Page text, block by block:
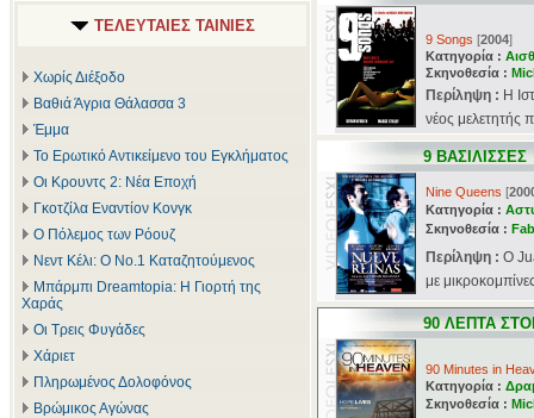
ΤΕΛΕΥΤΑΙΕΣ ΤΑΙΝΙΕΣ
Χωρίς Διέξοδο
Βαθιά Άγρια Θάλασσα 3
Έμμα
Το Ερωτικό Αντικείμενο του Εγκλήματος
Οι Κρουντς 2: Νέα Εποχή
Γκοτζίλα Εναντίον Κονγκ
Ο Πόλεμος των Ρόουζ
Νεντ Κέλι: Ο Νο.1 Καταζητούμενος
Μπάρμπι Dreamtopia: Η Γιορτή της
Χαράς
Οι Τρεις Φυγάδες
Χάριετ
Πληρωμένος Δολοφόνος
Βρώμικος Αγώνας
9 Songs [2004]
Κατηγορία :
Σκηνοθεσία :
Περίληψη : Η
νέος μελετητής
9 ΒΑΣΙΛΙΣΣΕΣ
Nine Queens [
Κατηγορία :
Σκηνοθεσία :
Περίληψη : Ο
με
90 ΛΕΠΤΑ
90 Minutes in
Κατηγορία :
Σκηνοθεσία :